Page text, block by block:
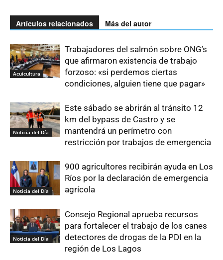
Artículos relacionados Más del autor
Acuicultura
Trabajadores del salmón sobre ONG’s
que afirmaron existencia de trabajo
forzoso: «si perdemos ciertas
condiciones, alguien tiene que pagar»
Noticia del Día
Este sábado se abrirán al tránsito 12
km del bypass de Castro y se
mantendrá un perímetro con
restricción por trabajos de emergencia
Noticia del Día
900 agricultores recibirán ayuda en Los
Ríos por la declaración de emergencia
agrícola
Noticia del Día
Consejo Regional aprueba recursos
para fortalecer el trabajo de los canes
detectores de drogas de la PDI en la
región de Los Lagos